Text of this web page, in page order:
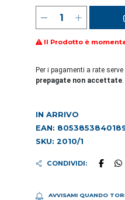
Il Prodotto è
Per i pagamenti a rate serve
prepagate non accettate.
IN ARRIVO
EAN:
SKU: 2010/1
CONDIVIDI:
AVVISAMI QUANDO